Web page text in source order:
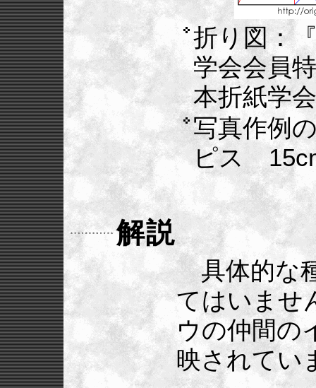
折り図：
学会会員
本折紙学
写真作例
ピス
解説
具体的な
てはいませ
ウの仲間の
映されてい